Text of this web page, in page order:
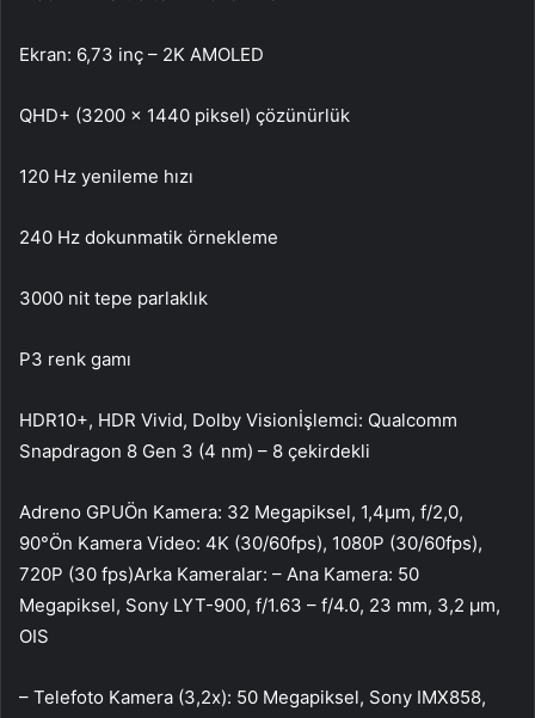
Ekran: 6,73 inç – 2K AMOLED
QHD+ (3200 x 1440 piksel) çözünürlük
120 Hz yenileme hızı
240 Hz dokunmatik örnekleme
3000 nit tepe parlaklık
P3 renk gamı
HDR10+, HDR Vivid, Dolby Visionİşlemci: Qualcomm
Snapdragon 8 Gen 3 (4 nm) – 8 çekirdekli
Adreno GPUÖn Kamera: 32 Megapiksel, 1,4µm, f/2,0,
90°Ön Kamera Video: 4K (30/60fps), 1080P (30/60fps),
720P (30 fps)Arka Kameralar: – Ana Kamera: 50
Megapiksel, Sony LYT-900, f/1.63 – f/4.0, 23 mm, 3,2 µm,
OIS
– Telefoto Kamera (3,2x): 50 Megapiksel, Sony IMX858,